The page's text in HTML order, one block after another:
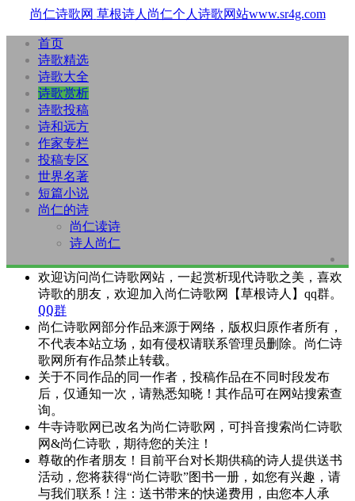
尚仁诗歌网 草根诗人尚仁个人诗歌网站www.sr4g.com
首页
诗歌精选
诗歌大全
诗歌赏析
诗歌投稿
诗和远方
作家专栏
投稿专区
世界名著
短篇小说
尚仁的诗
尚仁读诗
诗人尚仁
欢迎访问尚仁诗歌网站，一起赏析现代诗歌之美，喜欢
诗歌的朋友，欢迎加入尚仁诗歌网【草根诗人】qq群。
QQ群
尚仁诗歌网部分作品来源于网络，版权归原作者所有，
不代表本站立场，如有侵权请联系管理员删除。尚仁诗
歌网所有作品禁止转载。
关于不同作品的同一作者，投稿作品在不同时段发布
后，仅通知一次，请熟悉知晓！其作品可在网站搜索查
询。
牛寺诗歌网已改名为尚仁诗歌网，可抖音搜索尚仁诗歌
网&尚仁诗歌，期待您的关注！
尊敬的作者朋友！目前平台对长期供稿的诗人提供送书
活动，您将获得“尚仁诗歌”图书一册，如您有兴趣，请
与我们联系！注：送书带来的快递费用，由您本人承